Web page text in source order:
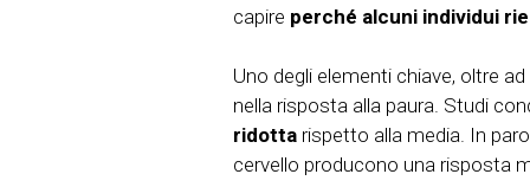
capire perché alcuni individui
Uno degli elementi chiave, oltre
nella risposta alla paura. Studi
ridotta rispetto alla media. In
cervello producono una risposta